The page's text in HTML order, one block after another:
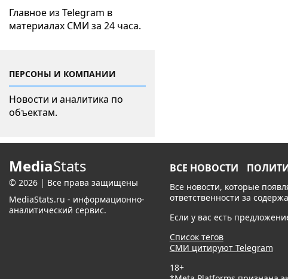
Главное из Telegram в
материалах СМИ за 24 часа.
ПЕРСОНЫ И КОМПАНИИ
Новости и аналитика по
объектам.
MediaStats
© 2026 | Все права защищены
MediaStats.ru - информационно-
аналитический сервис.
ВСЕ НОВОСТИ
Все новости, которые
ответственности за
Если у вас есть
Список тегов
СМИ цитируют Telegram
18+